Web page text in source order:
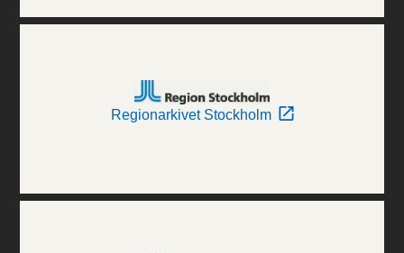
Regionarkivet Stockholm